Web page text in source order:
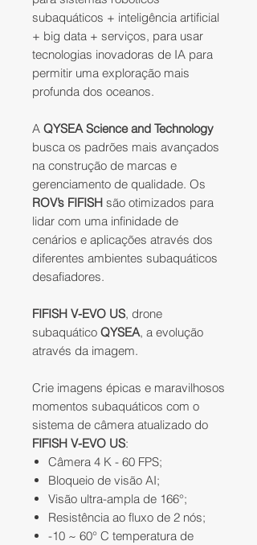
subaquáticos + inteligência artificial
+ big data + serviços, para usar
tecnologias inovadoras de IA para
permitir uma exploração mais
profunda dos oceanos.
A QYSEA Science and Technology
busca os padrões mais avançados
na construção de marcas e
gerenciamento de qualidade. Os
ROV’s FIFISH são otimizados para
lidar com uma infinidade de
cenários e aplicações através dos
diferentes ambientes subaquáticos
desafiadores.
FIFISH V-EVO US, drone
subaquático QYSEA, a evolução
através da imagem.
Crie imagens épicas e maravilhosos
momentos subaquáticos com o
sistema de câmera atualizado do
FIFISH V-EVO US:
Câmera 4 K - 60 FPS;
Bloqueio de visão AI;
Visão ultra-ampla de 166°;
Resistência ao fluxo de 2 nós;
-10 ~ 60° C temperatura de